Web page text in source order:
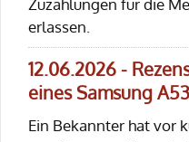
Zuzahlungen für die
erlassen.
12.06.2026 -
eines Samsung A53
Ein Bekannter hat vor